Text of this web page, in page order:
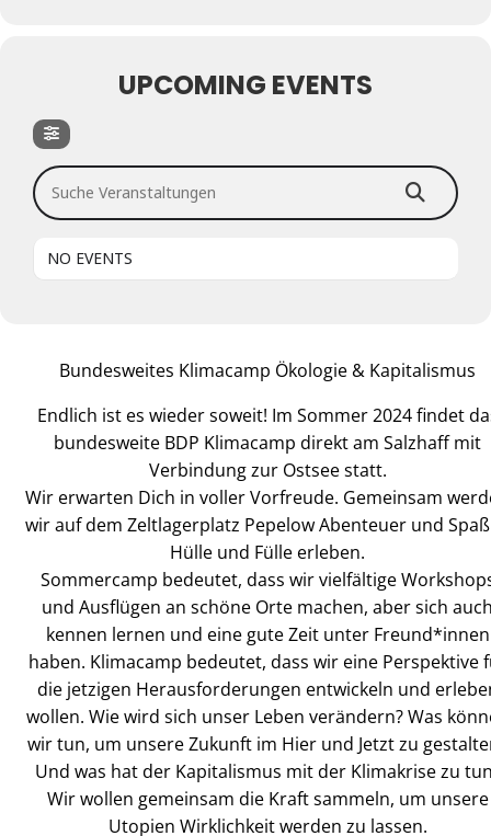
UPCOMING EVENTS
Suche Veranstaltungen
NO EVENTS
Bundesweites Klimacamp Ökologie & Kapitalismus
Endlich ist es wieder soweit! Im Sommer 2024 findet
bundesweite BDP Klimacamp direkt am Salzhaff mit
Verbindung zur Ostsee statt.
Wir erwarten Dich in voller Vorfreude. Gemeinsam
wir auf dem Zeltlagerplatz Pepelow Abenteuer und
Hülle und Fülle erleben.
Sommercamp bedeutet, dass wir vielfältige
und Ausflügen an schöne Orte machen, aber sich
kennen lernen und eine gute Zeit unter Freund*innen
haben. Klimacamp bedeutet, dass wir eine Perspektive
die jetzigen Herausforderungen entwickeln und
wollen. Wie wird sich unser Leben verändern? Was
wir tun, um unsere Zukunft im Hier und Jetzt zu
Und was hat der Kapitalismus mit der Klimakrise zu
Wir wollen gemeinsam die Kraft sammeln, um unsere
Utopien Wirklichkeit werden zu lassen.